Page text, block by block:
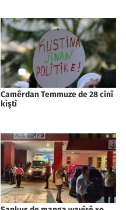
Camêrdan Temmuze de 28 cinî
kiştî